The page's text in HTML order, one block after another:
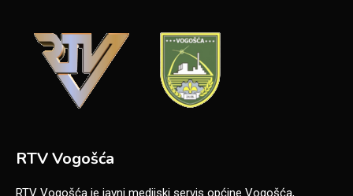
RTV Vogošća
RTV Vogošća je javni medijski servis općine Vogošća,